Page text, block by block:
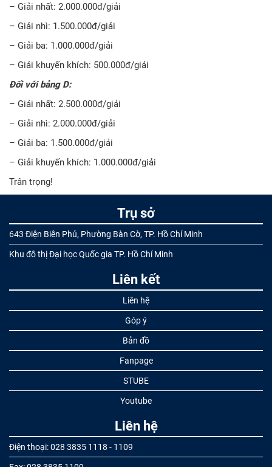
– Giải nhất: 2.000.000đ/giải
– Giải nhì: 1.500.000đ/giải
– Giải ba: 1.000.000đ/giải
– Giải khuyến khích: 500.000đ/giải
Đối với bảng D:
– Giải nhất: 2.500.000đ/giải
– Giải nhì: 2.000.000đ/giải
– Giải ba: 1.500.000đ/giải
– Giải khuyến khích: 1.000.000đ/giải
Trân trọng!
Trụ sở
643 Điện Biên Phủ, Phường Bàn Cờ, TP. Hồ Chí Minh
Khu đô thị Đại học Quốc gia TP. Hồ Chí Minh
Liên kết
Liên hệ
Góp ý
Bản đồ
Fanpage
STUBE
Youtube
Liên hệ
Điện thoại: 028 3835 1118 - 1109